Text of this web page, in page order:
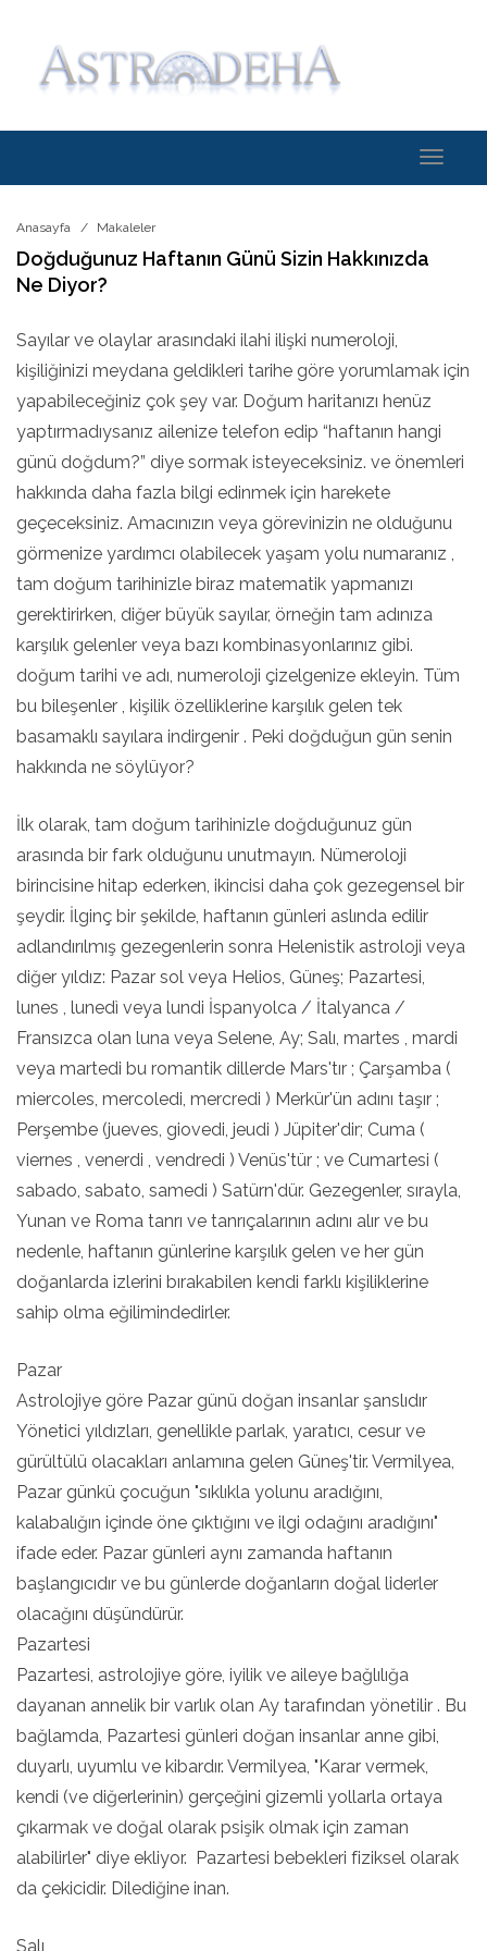
Toggle
Anasayfa Makaleler
Doğduğunuz Haftanın Günü Sizin Hakkınızda
Ne Diyor?
Sayılar ve olaylar arasındaki ilahi ilişki numeroloji,
kişiliğinizi meydana geldikleri tarihe göre yorumlamak için
yapabileceğiniz çok şey var. Doğum haritanızı henüz
yaptırmadıysanız ailenize telefon edip “haftanın hangi
günü doğdum?” diye sormak isteyeceksiniz. ve önemleri
hakkında daha fazla bilgi edinmek için harekete
geçeceksiniz. Amacınızın veya görevinizin ne olduğunu
görmenize yardımcı olabilecek yaşam yolu numaranız ,
tam doğum tarihinizle biraz matematik yapmanızı
gerektirirken, diğer büyük sayılar, örneğin tam adınıza
karşılık gelenler veya bazı kombinasyonlarınız gibi.
doğum tarihi ve adı, numeroloji çizelgenize ekleyin. Tüm
bu bileşenler , kişilik özelliklerine karşılık gelen tek
basamaklı sayılara indirgenir . Peki doğduğun gün senin
hakkında ne söylüyor?
İlk olarak, tam doğum tarihinizle doğduğunuz gün
arasında bir fark olduğunu unutmayın. Nümeroloji
birincisine hitap ederken, ikincisi daha çok gezegensel bir
şeydir. İlginç bir şekilde, haftanın günleri aslında edilir
adlandırılmış gezegenlerin sonra Helenistik astroloji veya
diğer yıldız: Pazar sol veya Helios, Güneş; Pazartesi,
lunes , lunedì veya lundi İspanyolca / İtalyanca /
Fransızca olan luna veya Selene, Ay; Salı, martes , mardi
veya martedi bu romantik dillerde Mars'tır ; Çarşamba (
miercoles, mercoledi, mercredi ) Merkür'ün adını taşır ;
Perşembe (jueves, giovedi, jeudi ) Jüpiter'dir; Cuma (
viernes , venerdi , vendredi ) Venüs'tür ; ve Cumartesi (
sabado, sabato, samedi ) Satürn'dür. Gezegenler, sırayla,
Yunan ve Roma tanrı ve tanrıçalarının adını alır ve bu
nedenle, haftanın günlerine karşılık gelen ve her gün
doğanlarda izlerini bırakabilen kendi farklı kişiliklerine
sahip olma eğilimindedirler.
Pazar
Astrolojiye göre Pazar günü doğan insanlar şanslıdır
Yönetici yıldızları, genellikle parlak, yaratıcı, cesur ve
gürültülü olacakları anlamına gelen Güneş'tir. Vermilyea,
Pazar günkü çocuğun "sıklıkla yolunu aradığını,
kalabalığın içinde öne çıktığını ve ilgi odağını aradığını"
ifade eder. Pazar günleri aynı zamanda haftanın
başlangıcıdır ve bu günlerde doğanların doğal liderler
olacağını düşündürür.
Pazartesi
Pazartesi, astrolojiye göre, iyilik ve aileye bağlılığa
dayanan annelik bir varlık olan Ay tarafından yönetilir . Bu
bağlamda, Pazartesi günleri doğan insanlar anne gibi,
duyarlı, uyumlu ve kibardır. Vermilyea, "Karar vermek,
kendi (ve diğerlerinin) gerçeğini gizemli yollarla ortaya
çıkarmak ve doğal olarak psişik olmak için zaman
alabilirler" diye ekliyor. Pazartesi bebekleri fiziksel olarak
da çekicidir. Dilediğine inan.
Salı